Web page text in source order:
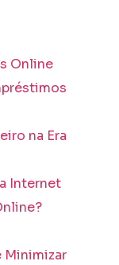
Online
na Era
Internet
Minimizar